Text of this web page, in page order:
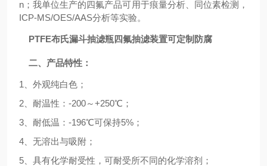
n；我单位生产的四氟产品可用于痕量分析、同位素检测，
ICP-MS/OES/AAS分析等实验。
PTFE布氏漏斗抽滤瓶四氟抽滤装置可定制防腐
二、产品特性：
1、外观纯白色；
2、耐温性：-200～+250℃；
3、耐低温：-196℃可保持5%；
4、无溶出与吸附；
5、具有化学耐受性，可耐受所不同的化学溶剂；